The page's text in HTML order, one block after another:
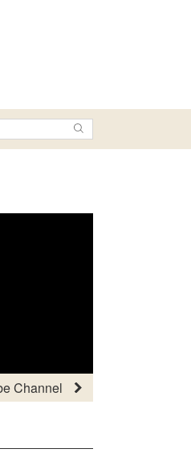
Channel